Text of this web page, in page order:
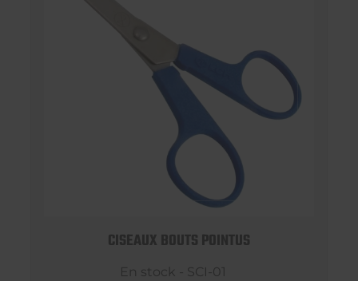
CISEAUX BOUTS POINTUS
En stock - SCI-01